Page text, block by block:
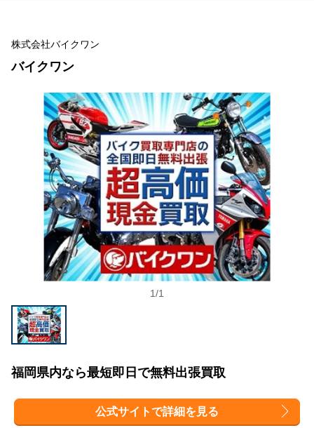
株式会社バイクワン
バイクワン
1/1
福岡県内なら最短即日で無料出張買取
公式サイトで詳細を見る